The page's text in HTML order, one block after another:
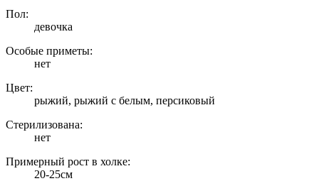
Пол:
девочка
Особые приметы:
нет
Цвет:
рыжий, рыжий с белым, персиковый
Стерилизована:
нет
Примерный рост в холке:
20-25см